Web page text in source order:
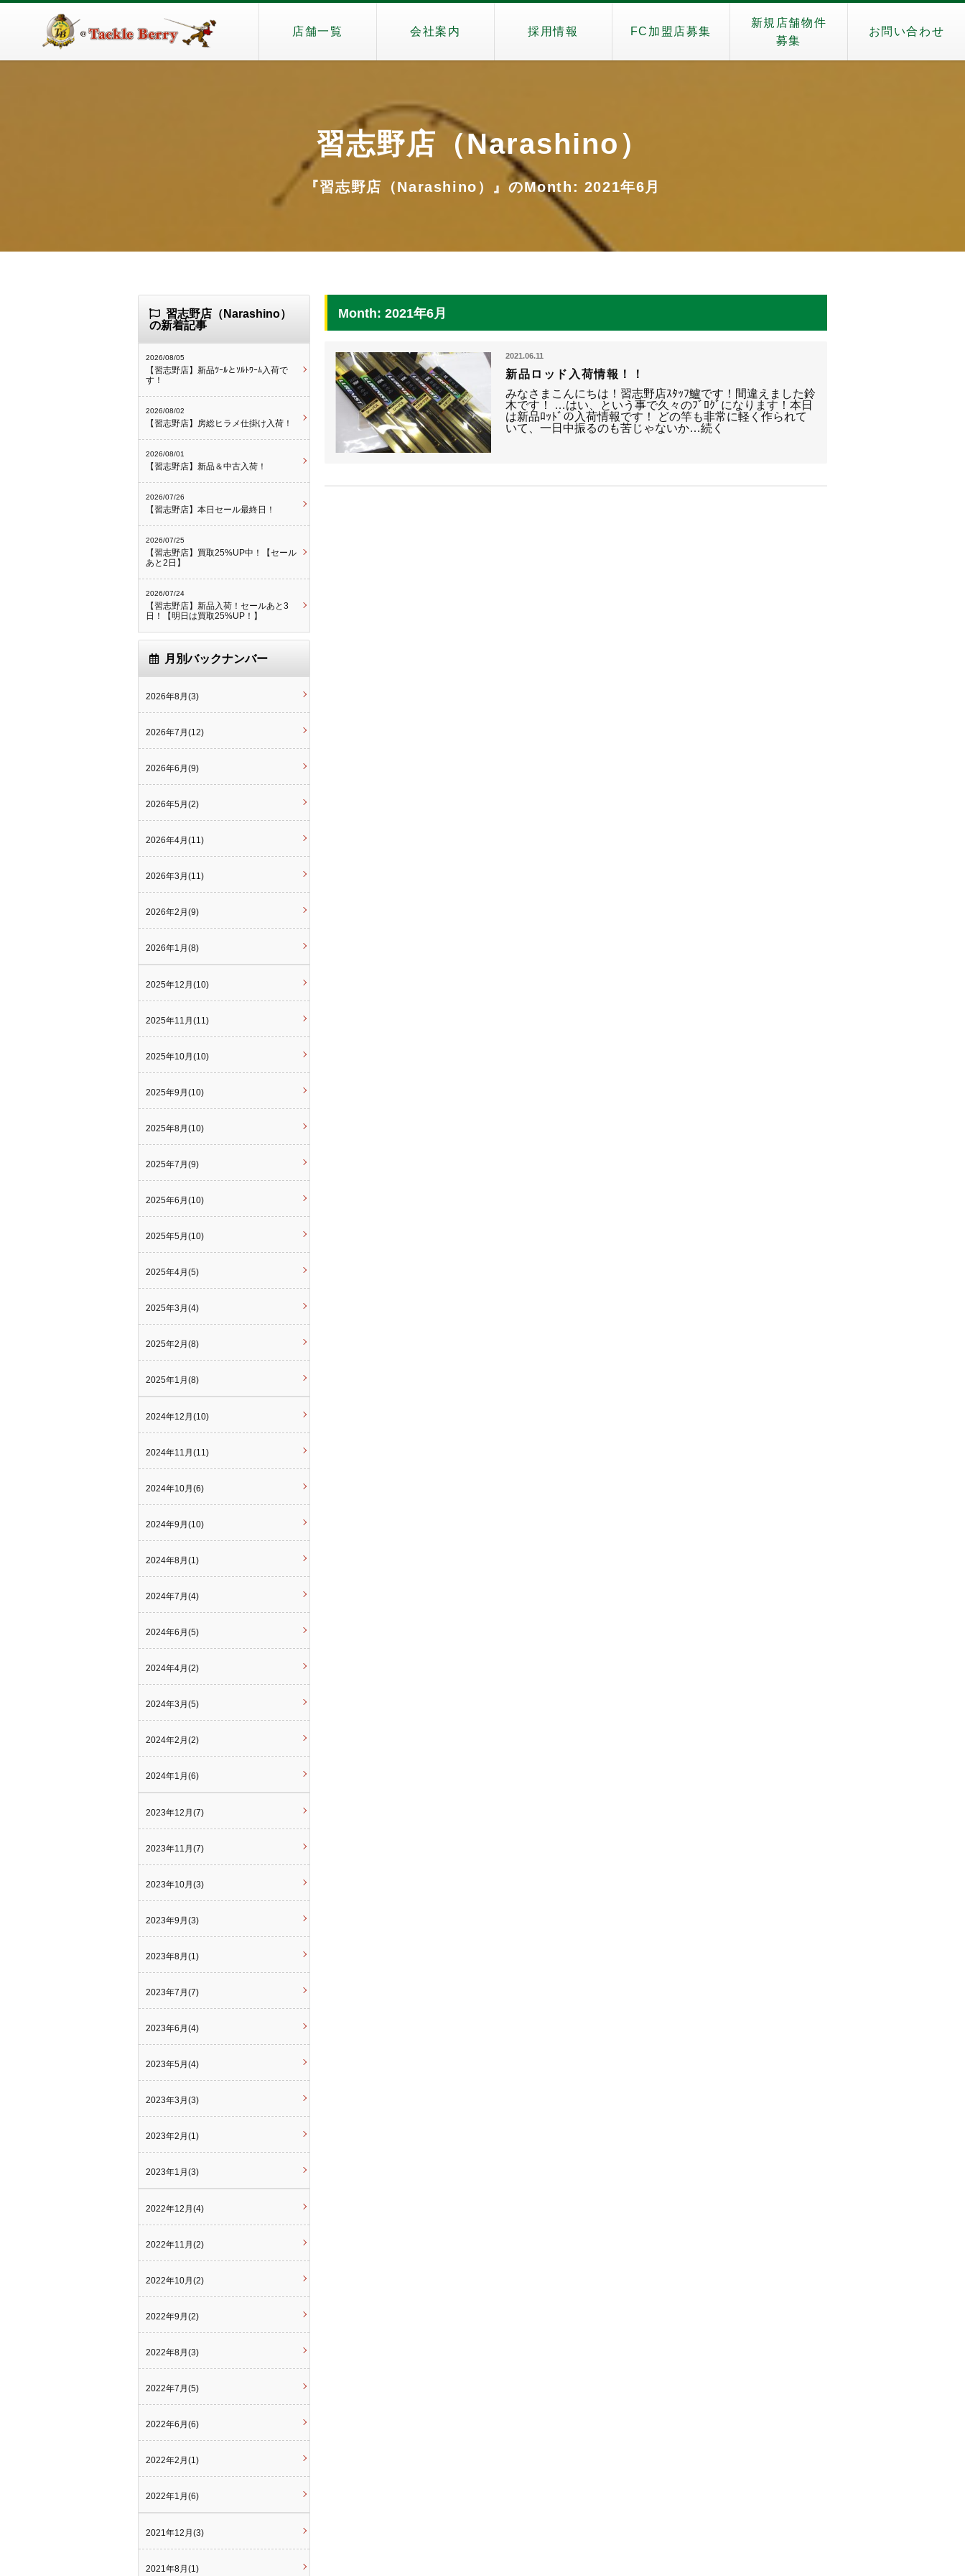
店舗一覧 会社案内 採用情報 FC加盟店募集
新規店舗物件
募集
お問い合わせ
習志野店（Narashino）
『習志野店（Narashino）』のMonth: 2021年6月
Month: 2021年6月
2021.06.11
新品ロッド入荷情報！！
みなさまこんにちは！習志野店ｽﾀｯﾌ鱸です！間違えました鈴
木です！ …はい、という事で久々のﾌﾞﾛｸﾞになります！本日
は新品ﾛｯﾄﾞの入荷情報です！ どの竿も非常に軽く作られて
いて、一日中振るのも苦じゃないか…続く
習志野店（Narashino）
の新着記事
2026/08/05
【習志野店】新品ﾂｰﾙとｿﾙﾄﾜｰﾑ入荷で
す！
2026/08/02
【習志野店】房総ヒラメ仕掛け入荷！
2026/08/01
【習志野店】新品＆中古入荷！
2026/07/26
【習志野店】本日セール最終日！
2026/07/25
【習志野店】買取25%UP中！【セール
あと2日】
2026/07/24
【習志野店】新品入荷！セールあと3
日！【明日は買取25%UP！】
月別バックナンバー
2026年8月(3)
2026年7月(12)
2026年6月(9)
2026年5月(2)
2026年4月(11)
2026年3月(11)
2026年2月(9)
2026年1月(8)
2025年12月(10)
2025年11月(11)
2025年10月(10)
2025年9月(10)
2025年8月(10)
2025年7月(9)
2025年6月(10)
2025年5月(10)
2025年4月(5)
2025年3月(4)
2025年2月(8)
2025年1月(8)
2024年12月(10)
2024年11月(11)
2024年10月(6)
2024年9月(10)
2024年8月(1)
2024年7月(4)
2024年6月(5)
2024年4月(2)
2024年3月(5)
2024年2月(2)
2024年1月(6)
2023年12月(7)
2023年11月(7)
2023年10月(3)
2023年9月(3)
2023年8月(1)
2023年7月(7)
2023年6月(4)
2023年5月(4)
2023年3月(3)
2023年2月(1)
2023年1月(3)
2022年12月(4)
2022年11月(2)
2022年10月(2)
2022年9月(2)
2022年8月(3)
2022年7月(5)
2022年6月(6)
2022年2月(1)
2022年1月(6)
2021年12月(3)
2021年8月(1)